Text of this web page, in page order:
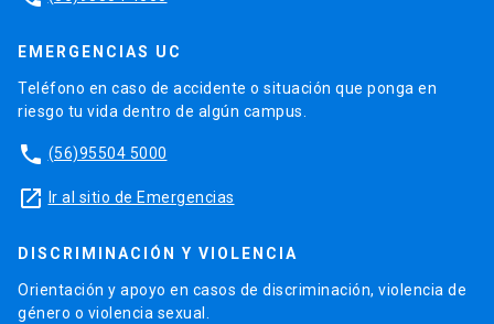
EMERGENCIAS UC
Teléfono en caso de accidente o situación que ponga en
riesgo tu vida dentro de algún campus.
phone (56)95504 5000
launch Ir al sitio de Emergencias
DISCRIMINACIÓN Y VIOLENCIA
Orientación y apoyo en casos de discriminación, violencia de
género o violencia sexual.